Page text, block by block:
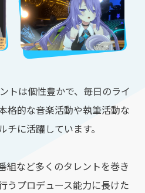
トは個性豊かで、毎日のライ
格的な音楽活動や執筆活動な
チに活躍しています。
組など多くのタレントを巻き
うプロデュース能力に長けた